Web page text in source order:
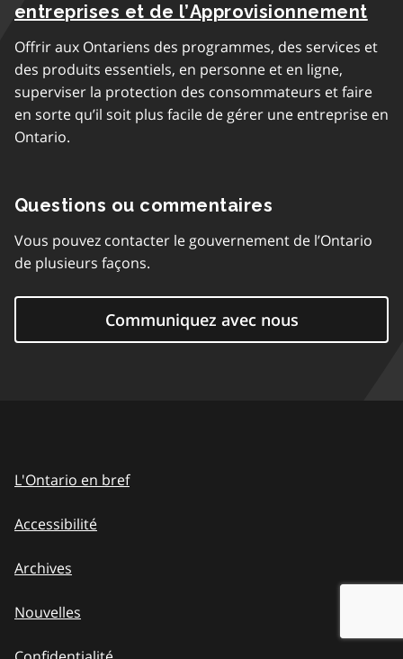
entreprises et de l’Approvisionnement
Offrir aux Ontariens des programmes, des services et
des produits essentiels, en personne et en ligne,
superviser la protection des consommateurs et faire
en sorte qu’il soit plus facile de gérer une entreprise en
Ontario.
Questions ou commentaires
Vous pouvez contacter le gouvernement de l’Ontario
de plusieurs façons.
Communiquez avec nous
L'Ontario en bref
Accessibilité
Archives
Nouvelles